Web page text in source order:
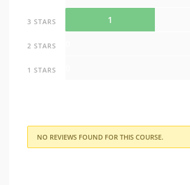
3 STARS 1
2 STARS
1 STARS
NO REVIEWS FOUND FOR THIS COURSE.